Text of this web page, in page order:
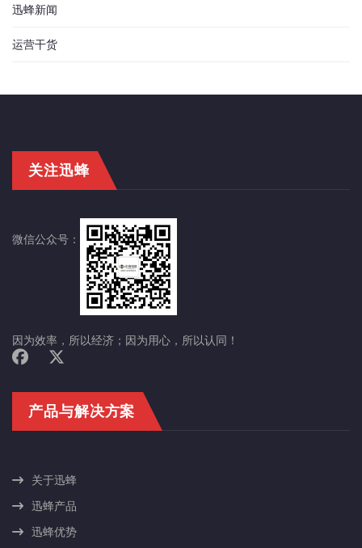
迅蜂新闻
运营干货
关注迅蜂
微信公众号：
因为效率，所以经济；因为用心，所以认同！
产品与解决方案
关于迅蜂
迅蜂产品
迅蜂优势